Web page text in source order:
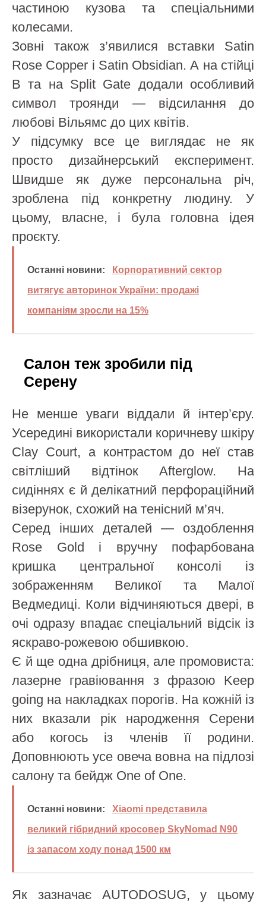
частиною кузова та спеціальними
колесами.
Зовні також з’явилися вставки Satin
Rose Copper і Satin Obsidian. А на стійці
B та на Split Gate додали особливий
символ троянди — відсилання до
любові Вільямс до цих квітів.
У підсумку все це виглядає не як
просто дизайнерський експеримент.
Швидше як дуже персональна річ,
зроблена під конкретну людину. У
цьому, власне, і була головна ідея
проєкту.
Останні новини:
Корпоративний сектор
витягує авторинок України: продажі
компаніям зросли на 15%
Салон теж зробили під
Серену
Не менше уваги віддали й інтер’єру.
Усередині використали коричневу шкіру
Clay Court, а контрастом до неї став
світліший відтінок Afterglow. На
сидіннях є й делікатний перфораційний
візерунок, схожий на тенісний м’яч.
Серед інших деталей — оздоблення
Rose Gold і вручну пофарбована
кришка центральної консолі із
зображенням Великої та Малої
Ведмедиці. Коли відчиняються двері, в
очі одразу впадає спеціальний відсік із
яскраво-рожевою обшивкою.
Є й ще одна дрібниця, але промовиста:
лазерне гравіювання з фразою Keep
going на накладках порогів. На кожній із
них вказали рік народження Серени
або когось із членів її родини.
Доповнюють усе овеча вовна на підлозі
салону та бейдж One of One.
Останні новини:
Xiaomi представила
великий гібридний кросовер SkyNomad N90
із запасом ходу понад 1500 км
Як зазначає AUTODOSUG, у цьому